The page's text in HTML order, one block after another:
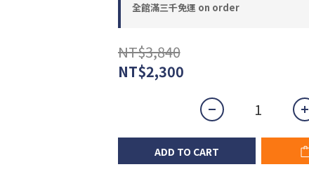
全館滿三千免運 on order
NT$3,840
NT$2,300
ADD TO CART